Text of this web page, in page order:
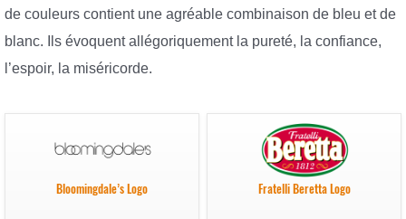
de couleurs contient une agréable combinaison de bleu et de
blanc. Ils évoquent allégoriquement la pureté, la confiance,
l’espoir, la miséricorde.
Bloomingdale’s Logo Fratelli Beretta Logo